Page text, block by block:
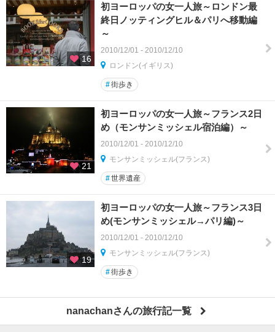
16
初ヨーロッパの女一人旅～ロンドン最
終日ノッティングヒル＆パリへ移動編
～
2010/12/01 - 2010/12/10
ロンドン(イギリス)
#街歩き
21
初ヨーロッパの女一人旅～フランス2日
め（モンサンミッシェル宿泊編）～
2010/12/01 - 2010/12/10
モンサンミッシェル(フランス)
#世界遺産
19
初ヨーロッパの女一人旅～フランス3日
め(モンサンミッシェル→パリ編)～
2010/12/01 - 2010/12/10
モンサンミッシェル(フランス)
#街歩き
nanachanさんの旅行記一覧